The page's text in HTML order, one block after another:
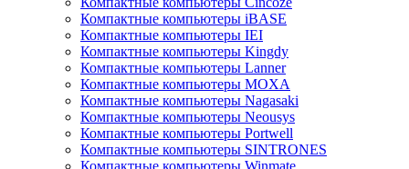
Компактные компьютеры iBASE
Компактные компьютеры IEI
Компактные компьютеры Kingdy
Компактные компьютеры Lanner
Компактные компьютеры MOXA
Компактные компьютеры Nagasaki
Компактные компьютеры Neousys
Компактные компьютеры Portwell
Компактные компьютеры SINTRONES
Компактные компьютеры Winmate